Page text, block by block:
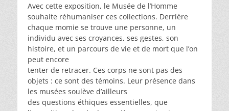
Avec cette exposition, le Musée de l’Homme
souhaite réhumaniser ces collections. Derrière
chaque momie se trouve une personne, un
individu avec ses croyances, ses gestes, son
histoire, et un parcours de vie et de mort que l’on
peut encore
tenter de retracer. Ces corps ne sont pas des
objets : ce sont des témoins. Leur présence dans
les musées soulève d’ailleurs
des questions éthiques essentielles, que